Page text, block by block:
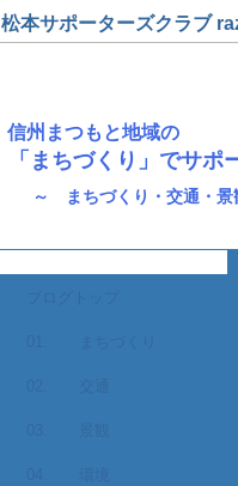
松本サポーターズクラブ
信州まつもと地域の
「まちづくり」でサ
～ まちづくり・交通・